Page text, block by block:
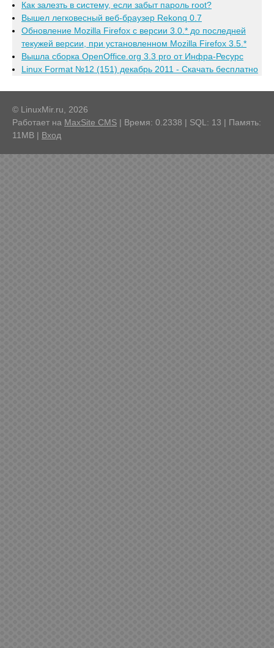
Как залезть в систему, если забыт пароль root?
Вышел легковесный веб-браузер Rekonq 0.7
Обновление Mozilla Firefox с версии 3.0.* до последней
текужей версии, при установленном Mozilla Firefox 3.5.*
Вышла сборка OpenOffice.org 3.3 pro от Инфра-Ресурс
Linux Format №12 (151) декабрь 2011 - Скачать бесплатно
© LinuxMir.ru, 2026
Работает на MaxSite CMS | Время: 0.2338 | SQL: 13 | Память:
11MB | Вход